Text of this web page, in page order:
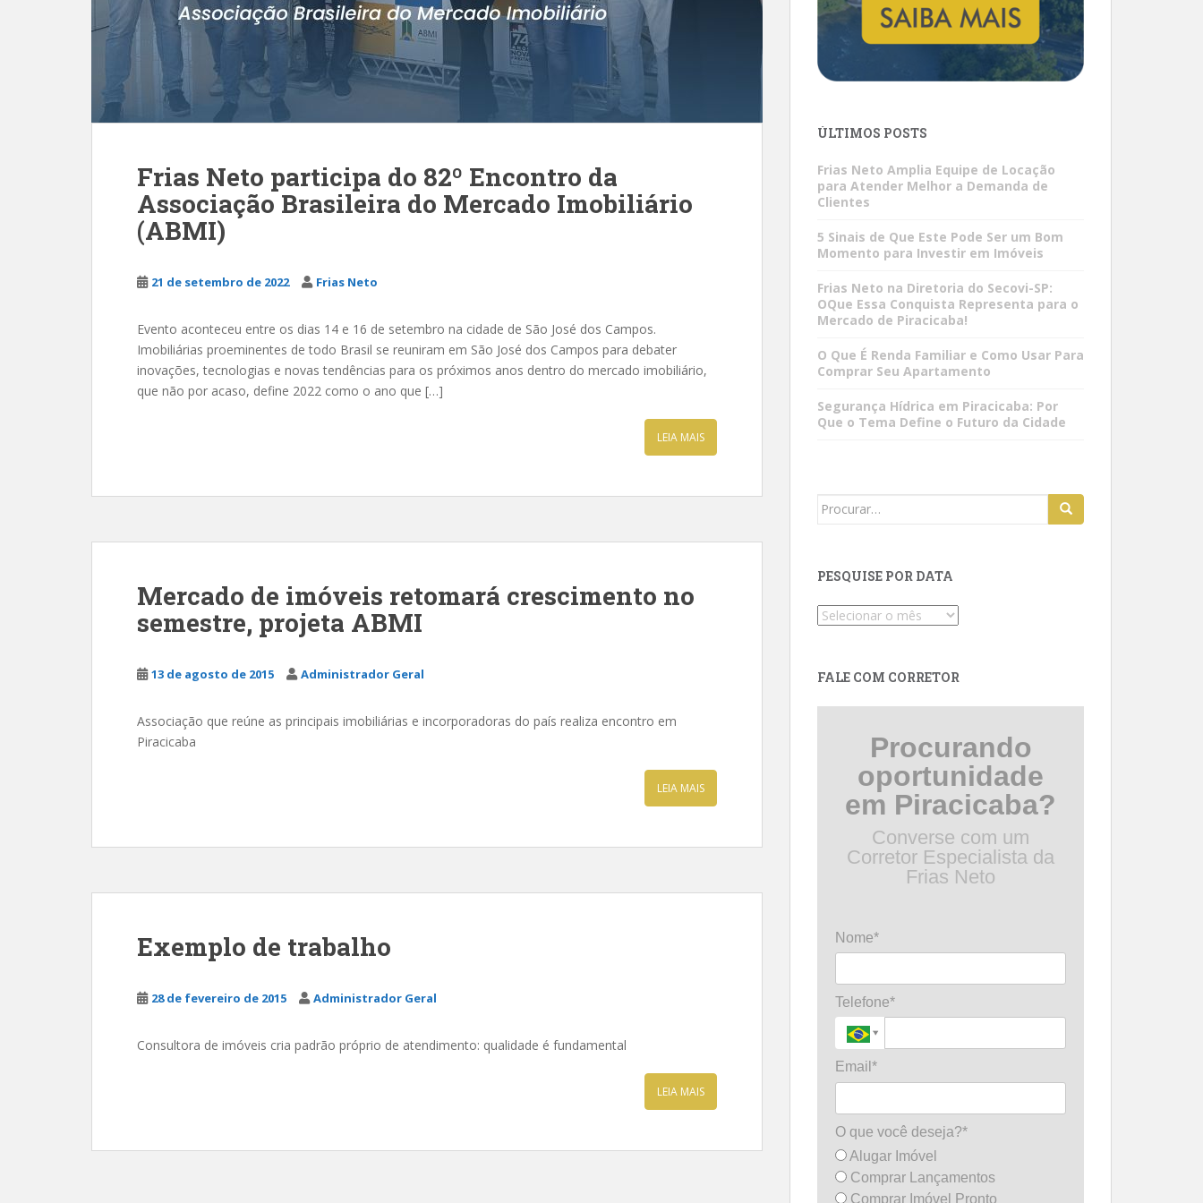
Frias Neto participa do 82º Encontro da
Associação Brasileira do Mercado Imobiliário
(ABMI)
21 de setembro de 2022 Frias Neto
Evento aconteceu entre os dias 14 e 16 de setembro na cidade de São José dos Campos.
Imobiliárias proeminentes de todo Brasil se reuniram em São José dos Campos para debater
inovações, tecnologias e novas tendências para os próximos anos dentro do mercado imobiliário,
que não por acaso, define 2022 como o ano que […]
LEIA MAIS
Mercado de imóveis retomará crescimento no
semestre, projeta ABMI
13 de agosto de 2015 Administrador Geral
Associação que reúne as principais imobiliárias e incorporadoras do país realiza encontro em
Piracicaba
LEIA MAIS
Exemplo de trabalho
28 de fevereiro de 2015 Administrador Geral
Consultora de imóveis cria padrão próprio de atendimento: qualidade é fundamental
LEIA MAIS
ÚLTIMOS POSTS
Frias Neto Amplia Equipe de Locação
para Atender Melhor a Demanda de
Clientes
5 Sinais de Que Este Pode Ser um Bom
Momento para Investir em Imóveis
Frias Neto na Diretoria do Secovi-SP:
OQue Essa Conquista Representa para o
Mercado de Piracicaba!
O Que É Renda Familiar e Como Usar Para
Comprar Seu Apartamento
Segurança Hídrica em Piracicaba: Por
Que o Tema Define o Futuro da Cidade
Search
PESQUISE POR DATA
Pesquise
FALE COM CORRETOR
Procurando
oportunidade
em Piracicaba?
Converse com um
Corretor Especialista da
Frias Neto
Nome*
Telefone*
Email*
O que você deseja?*
Alugar Imóvel
Comprar Lançamentos
Comprar Imóvel Pronto